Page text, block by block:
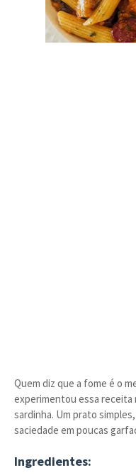
Quem diz que a fome é o
experimentou essa receita
sardinha. Um prato
saciedade em poucas
Ingredientes: